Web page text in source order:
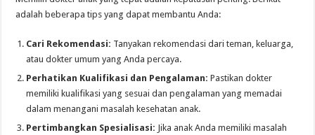
adalah beberapa tips yang dapat membantu Anda:
Cari Rekomendasi: Tanyakan rekomendasi dari teman, keluarga,
atau dokter umum yang Anda percaya.
Perhatikan Kualifikasi dan Pengalaman: Pastikan dokter
memiliki kualifikasi yang sesuai dan pengalaman yang memadai
dalam menangani masalah kesehatan anak.
Pertimbangkan Spesialisasi: Jika anak Anda memiliki masalah